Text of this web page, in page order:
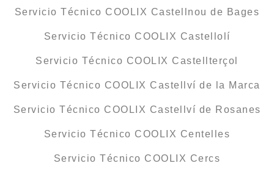
Servicio Técnico COOLIX Castellnou de Bages
Servicio Técnico COOLIX Castellolí
Servicio Técnico COOLIX Castellterçol
Servicio Técnico COOLIX Castellví de la Marca
Servicio Técnico COOLIX Castellví de Rosanes
Servicio Técnico COOLIX Centelles
Servicio Técnico COOLIX Cercs